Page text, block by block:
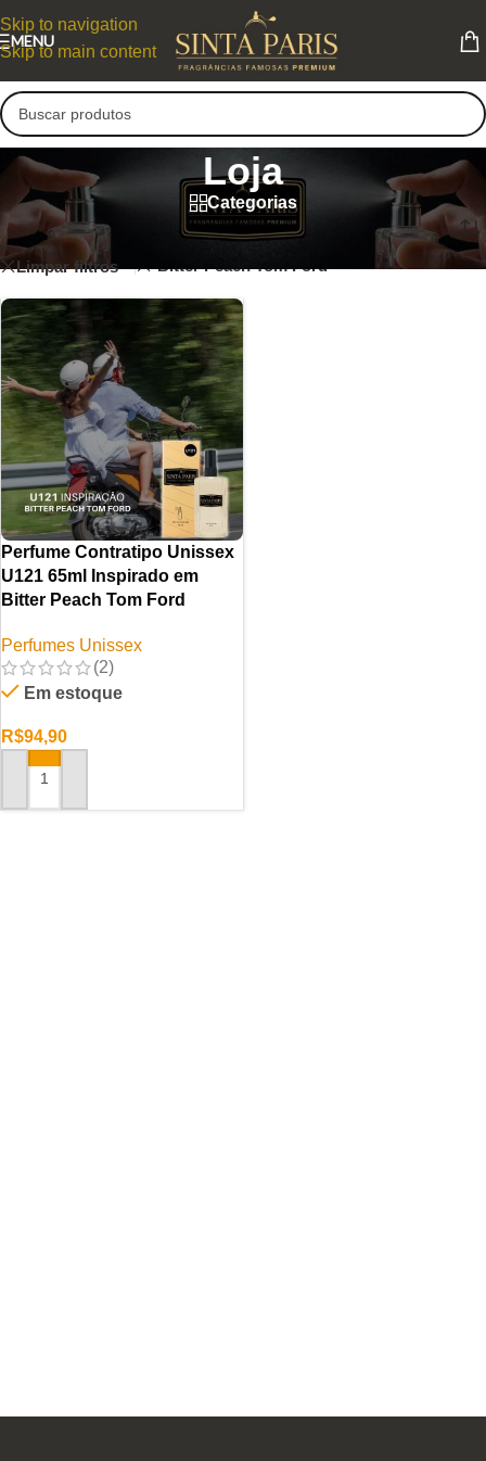
Skip to navigation
Skip to main content
MENU
Loja
Categorias
Loja
Limpar filtros Bitter Peach Tom Ford
Perfume Contratipo Unissex
U121 65ml Inspirado em
Bitter Peach Tom Ford
Perfumes Unissex
(2)
Em estoque
R$94,90
ADICIONAR AO CARRINHO